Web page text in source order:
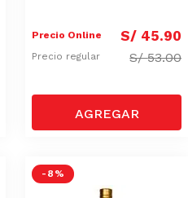
Precio Online S/ 45.90
Precio regular S/53.00
- 8 %